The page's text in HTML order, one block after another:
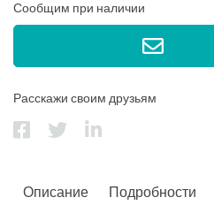
Сообщим при наличии
Расскажи своим друзьям
Описание Подробности